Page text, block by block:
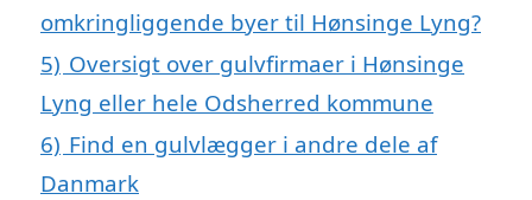
omkringliggende byer til Hønsinge Lyng?
5) Oversigt over gulvfirmaer i Hønsinge
Lyng eller hele Odsherred kommune
6) Find en gulvlægger i andre dele af
Danmark